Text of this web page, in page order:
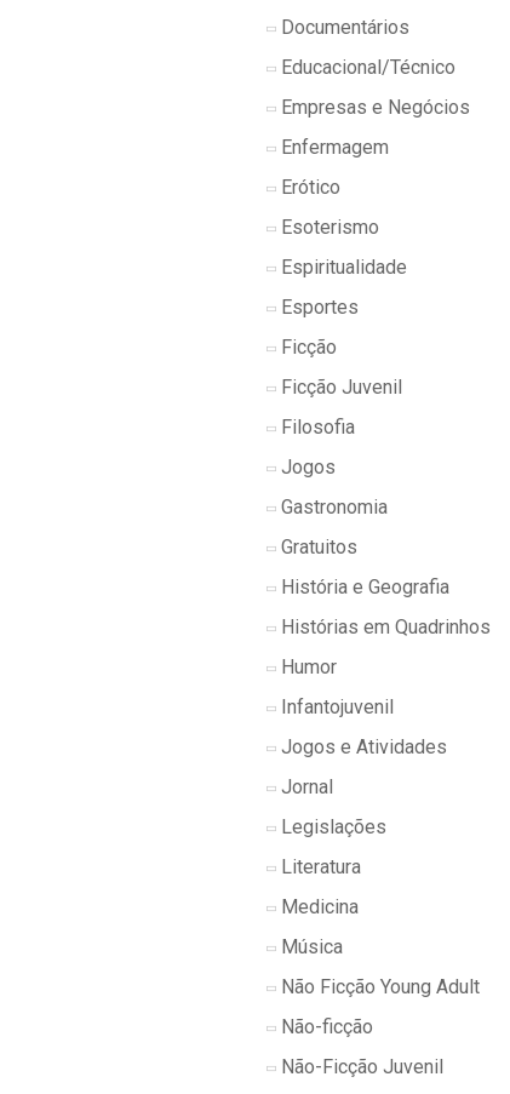
Documentários
Educacional/Técnico
Empresas e Negócios
Enfermagem
Erótico
Esoterismo
Espiritualidade
Esportes
Ficção
Ficção Juvenil
Filosofia
Jogos
Gastronomia
Gratuitos
História e Geografia
Histórias em Quadrinhos
Humor
Infantojuvenil
Jogos e Atividades
Jornal
Legislações
Literatura
Medicina
Música
Não Ficção Young Adult
Não-ficção
Não-Ficção Juvenil